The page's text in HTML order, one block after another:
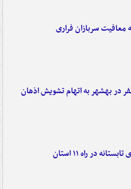
سربازان فراری
۶ نفر در بهشهر به اتهام تشویش اذهان
در راه ۱۱ استان